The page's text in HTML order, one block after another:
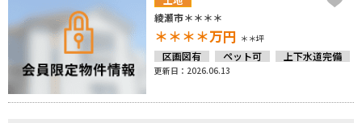
綾瀬市＊＊＊＊
＊＊＊＊万円 ＊＊坪
区画図有 ペット可 上下水道完備
更新日：2026.06.13